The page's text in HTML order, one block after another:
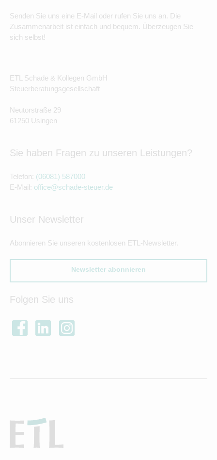
Senden Sie uns eine E-Mail oder rufen Sie uns an. Die
Zusammenarbeit ist einfach und bequem. Überzeugen Sie
sich selbst!
ETL Schade & Kollegen GmbH
Steuerberatungsgesellschaft
Neutorstraße 29
61250 Usingen
Sie haben Fragen zu unseren Leistungen?
Telefon: (06081) 587000
E-Mail: office@schade-steuer.de
Unser Newsletter
Abonnieren Sie unseren kostenlosen ETL-Newsletter.
Newsletter abonnieren
Folgen Sie uns